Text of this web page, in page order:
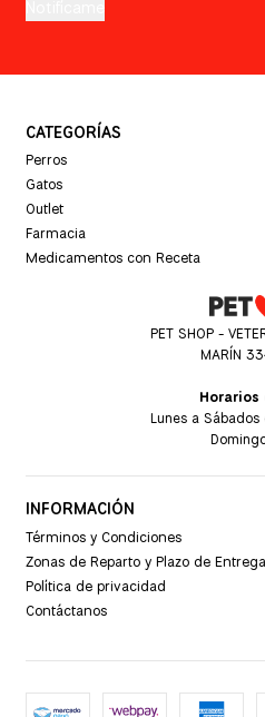
CATEGORÍAS
Perros
Gatos
Outlet
Farmacia
Medicamentos con Receta
PET SHOP -
MARÍN
Horarios
Lunes a
INFORMACIÓN
Términos y Condiciones
Zonas de Reparto y Plazo de Entrega
Política de privacidad
Contáctanos